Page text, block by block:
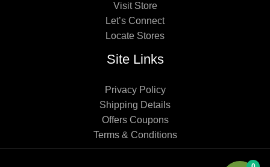
Visit Store
Let’s Connect
Locate Stores
Site Links
Privacy Policy
Shipping Details
Offers Coupons
Terms & Conditions